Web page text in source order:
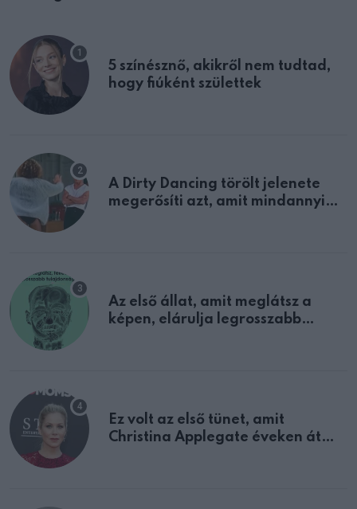
5 színésznő, akikről nem tudtad,
hogy fiúként születtek
A Dirty Dancing törölt jelenete
megerősíti azt, amit mindannyian
Az első állat, amit meglátsz a
képen, elárulja legrosszabb
Ez volt az első tünet, amit
Christina Applegate éveken át